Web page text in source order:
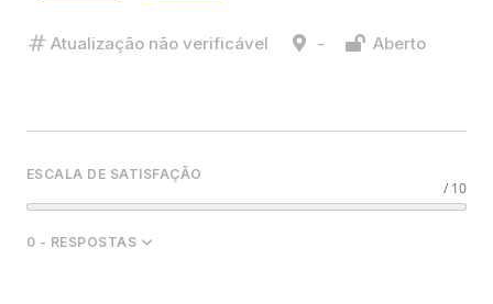
Atualização não verificável - Aberto
ESCALA DE SATISFAÇÃO
/ 10
0 - RESPOSTAS